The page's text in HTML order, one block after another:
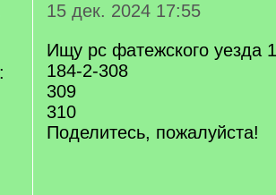
15 дек. 2024 17:55
Ищу рс фатежского уезда
184-2-308
309
310
Поделитесь, пожалуйста!